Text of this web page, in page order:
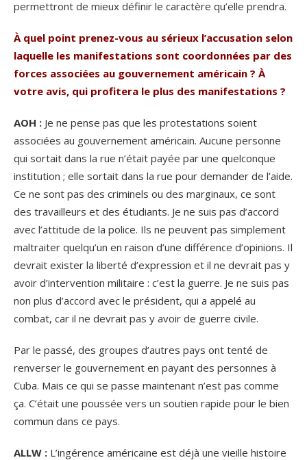
permettront de mieux définir le caractère qu’elle prendra.
À quel point prenez-vous au sérieux l’accusation selon
laquelle les manifestations sont coordonnées par des
forces associées au gouvernement américain ? À
votre avis, qui profitera le plus des manifestations ?
AOH : Je ne pense pas que les protestations soient
associées au gouvernement américain. Aucune personne
qui sortait dans la rue n’était payée par une quelconque
institution ; elle sortait dans la rue pour demander de l’aide.
Ce ne sont pas des criminels ou des marginaux, ce sont
des travailleurs et des étudiants. Je ne suis pas d’accord
avec l’attitude de la police. Ils ne peuvent pas simplement
maltraiter quelqu’un en raison d’une différence d’opinions. Il
devrait exister la liberté d’expression et il ne devrait pas y
avoir d’intervention militaire : c’est la guerre. Je ne suis pas
non plus d’accord avec le président, qui a appelé au
combat, car il ne devrait pas y avoir de guerre civile.
Par le passé, des groupes d’autres pays ont tenté de
renverser le gouvernement en payant des personnes à
Cuba. Mais ce qui se passe maintenant n’est pas comme
ça. C’était une poussée vers un soutien rapide pour le bien
commun dans ce pays.
ALLW : L’ingérence américaine est déjà une vieille histoire